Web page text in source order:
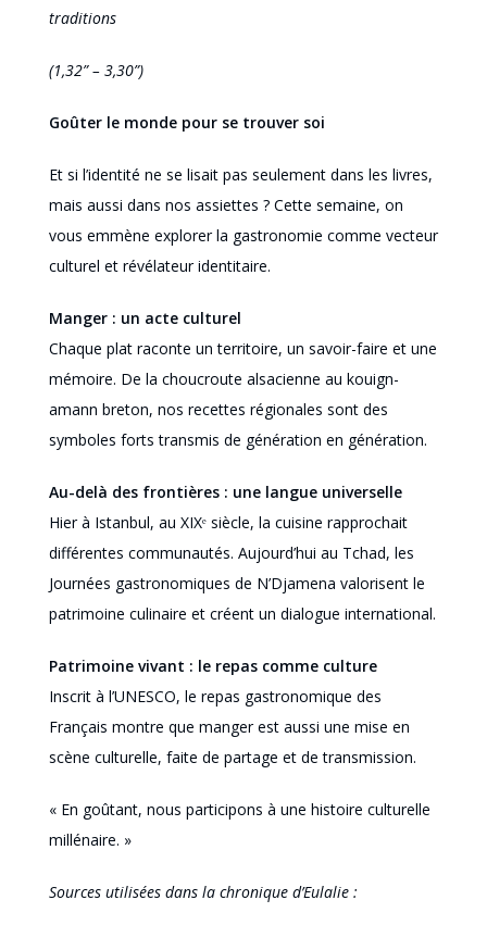
traditions
(1,32” – 3,30”)
Goûter le monde pour se trouver soi
Et si l’identité ne se lisait pas seulement dans les livres,
mais aussi dans nos assiettes ? Cette semaine, on
vous emmène explorer la gastronomie comme vecteur
culturel et révélateur identitaire.
Manger : un acte culturel
Chaque plat raconte un territoire, un savoir-faire et une
mémoire. De la choucroute alsacienne au kouign-
amann breton, nos recettes régionales sont des
symboles forts transmis de génération en génération.
Au-delà des frontières : une langue universelle
Hier à Istanbul, au XIXᵉ siècle, la cuisine rapprochait
différentes communautés. Aujourd’hui au Tchad, les
Journées gastronomiques de N’Djamena valorisent le
patrimoine culinaire et créent un dialogue international.
Patrimoine vivant : le repas comme culture
Inscrit à l’UNESCO, le repas gastronomique des
Français montre que manger est aussi une mise en
scène culturelle, faite de partage et de transmission.
« En goûtant, nous participons à une histoire culturelle
millénaire. »
Sources utilisées dans la chronique d’Eulalie :